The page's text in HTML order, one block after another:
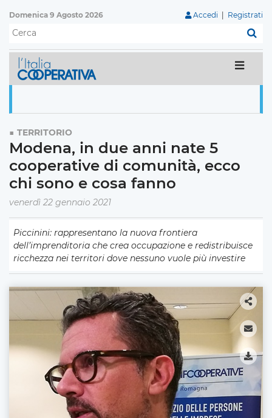
Domenica 9 Agosto 2026 Accedi Registrati
TERRITORIO
Modena, in due anni nate 5
cooperative di comunità, ecco
chi sono e cosa fanno
venerdì 22 gennaio 2021
Piccinini: rappresentano la nuova frontiera
dell’imprenditoria che crea occupazione e redistribuisce
ricchezza nei territori dove nessuno vuole più investire